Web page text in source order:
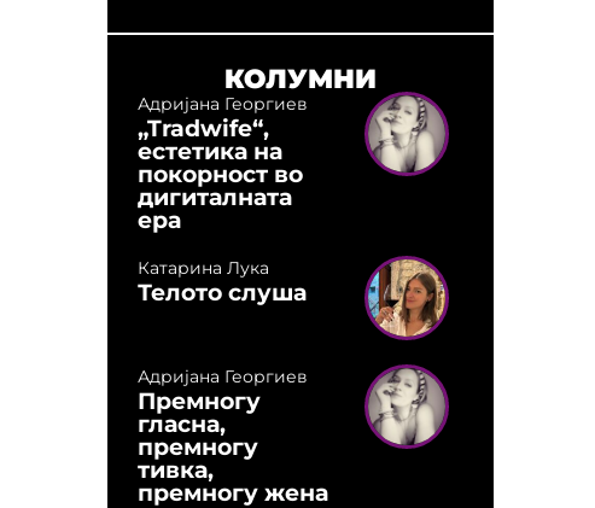
КОЛУМНИ
Адријана Георгиев
„Tradwife“,
естетика на
покорност во
дигиталната
ера
Катарина Лука
Телото слуша
Адријана Георгиев
Премногу
гласна,
премногу
тивка,
премногу жена